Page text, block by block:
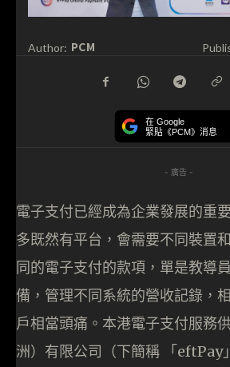
Author: PCM
在 Google
緊貼《PCM》消息
- 廣告 -
電子支付已經成為企業發展的重
多既然有平台，會需要不同裝置
同的電子支付的款項，單是教導
備，管理不同系統的營收記錄，
戶相當頭痛。本港電子支付服務
洲）有限公司（下簡稱 「eftPay